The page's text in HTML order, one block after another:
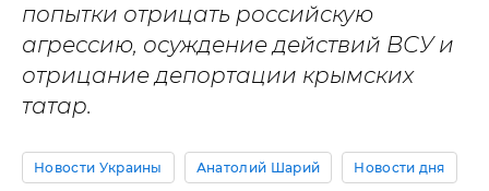
попытки отрицать российскую
агрессию, осуждение действий ВСУ и
отрицание депортации крымских
татар.
Новости Украины Анатолий Шарий Новости дня